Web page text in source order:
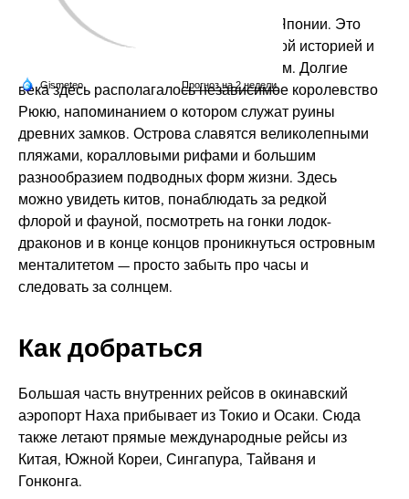
Окинава — самая южная префектура Японии. Это
большая группа островов с собственной историей и
выраженным субтропическим климатом. Долгие
века здесь располагалось независимое королевство
Рюкю, напоминанием о котором служат руины
древних замков. Острова славятся великолепными
пляжами, коралловыми рифами и большим
разнообразием подводных форм жизни. Здесь
можно увидеть китов, понаблюдать за редкой
флорой и фауной, посмотреть на гонки лодок-
драконов и в конце концов проникнуться островным
менталитетом — просто забыть про часы и
следовать за солнцем.
Как добраться
Большая часть внутренних рейсов в окинавский
аэропорт Наха прибывает из Токио и Осаки. Сюда
также летают прямые международные рейсы из
Китая, Южной Кореи, Сингапура, Тайваня и
Гонконга.